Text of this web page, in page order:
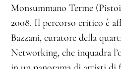
Monsummano Terme
2008. Il percorso critico è
Bazzani, curatore della
Networking, che inquadra